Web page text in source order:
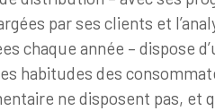
par ses clients et
chaque année – dispose
habitudes des
ne disposent pas, et